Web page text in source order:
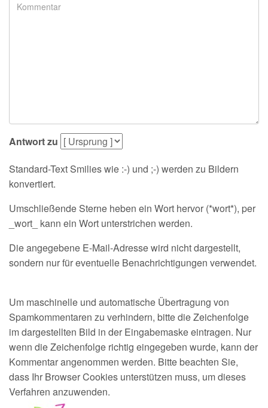
Antwort zu
Standard-Text Smilies wie :-) und ;-) werden zu Bildern
konvertiert.
Umschließende Sterne heben ein Wort hervor (*wort*), per
_wort_ kann ein Wort unterstrichen werden.
Die angegebene E-Mail-Adresse wird nicht dargestellt,
sondern nur für eventuelle Benachrichtigungen verwendet.
Um maschinelle und automatische Übertragung von
Spamkommentaren zu verhindern, bitte die Zeichenfolge
im dargestellten Bild in der Eingabemaske eintragen. Nur
wenn die Zeichenfolge richtig eingegeben wurde, kann der
Kommentar angenommen werden. Bitte beachten Sie,
dass Ihr Browser Cookies unterstützen muss, um dieses
Verfahren anzuwenden.